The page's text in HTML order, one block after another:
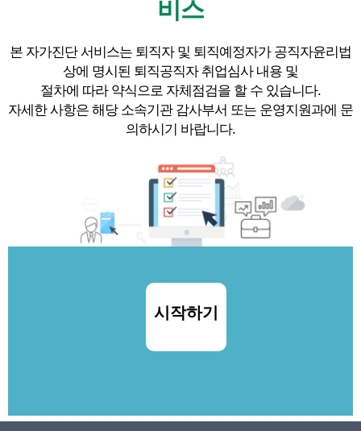
비스
본 자가진단 서비스는 퇴직자 및 퇴직예정자가 공직자윤리법
상에 명시된 퇴직공직자 취업심사 내용 및
절차에 따라 약식으로 자체점검을 할 수 있습니다.
자세한 사항은 해당 소속기관 감사부서 또는 운영지원과에 문
의하시기 바랍니다.
시작하기